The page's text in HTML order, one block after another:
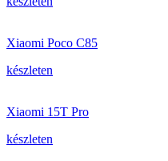
Xiaomi Poco C85
készleten
Xiaomi 15T Pro
készleten